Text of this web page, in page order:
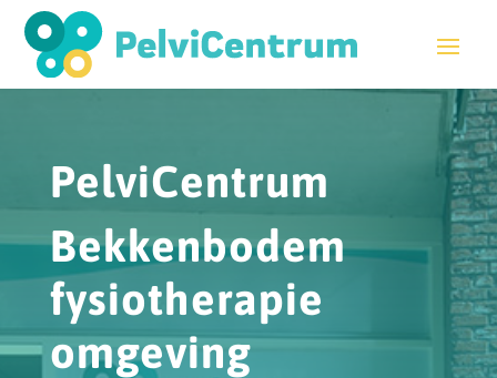
PelviCentrum
Bekkenbodem
fysiotherapie
omgeving